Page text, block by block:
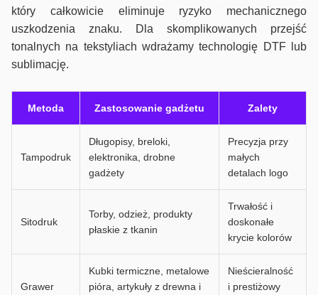
który całkowicie eliminuje ryzyko mechanicznego
uszkodzenia znaku. Dla skomplikowanych przejść
tonalnych na tekstyliach wdrażamy technologię DTF lub
sublimację.
Metoda Zastosowanie gadżetu Zalety
Tampodruk
Długopisy, breloki,
elektronika, drobne
gadżety
Precyzja przy
małych
detalach logo
Sitodruk
Torby, odzież, produkty
płaskie z tkanin
Trwałość i
doskonałe
krycie kolorów
Grawer
Kubki termiczne, metalowe
pióra, artykuły z drewna i
Nieścieralność
i prestiżowy